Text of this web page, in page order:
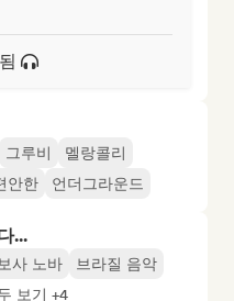
그루비
멜랑콜리
안한 언더그라운드
...
보사 노바
브라질 음악
보기 +4